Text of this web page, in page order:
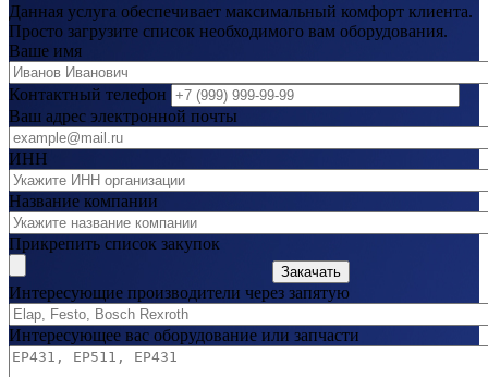
Данная услуга обеспечивает максимальный комфорт клиента.
Просто загрузите список необходимого вам оборудования.
Ваше имя
Контактный телефон
Ваш адрес электронной почты
ИНН
Название компании
Прикрепить список закупок
Закачать
Интересующие производители через запятую
Интересующее вас оборудование или запчасти